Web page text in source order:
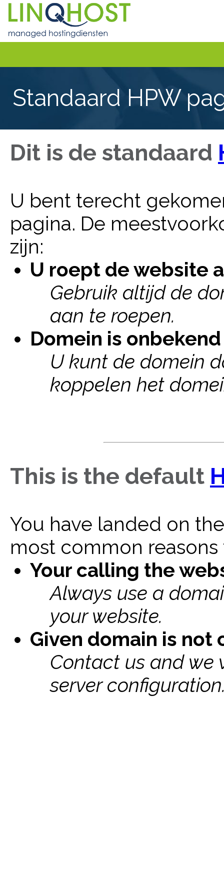
Standaard HPW
Dit is de standaard
U bent terecht
pagina. De
zijn:
U roept de website
Gebruik altijd de
aan te roepen.
Domein is
U kunt de domein
koppelen het
This is the default
You have landed on
most common reasons
Your calling the
Always use a
your website.
Given domain is not
Contact us and we
server